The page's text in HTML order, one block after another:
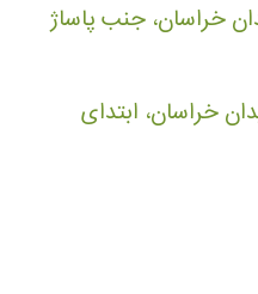
خراسان، جنب پاساژ
خراسان، ابتدای